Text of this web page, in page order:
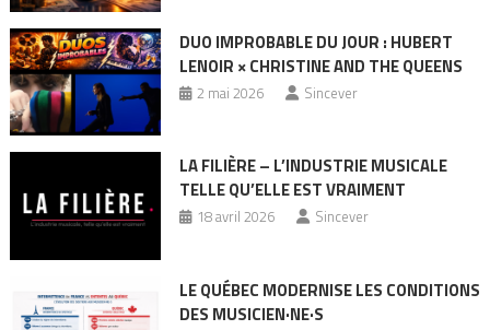
DUO IMPROBABLE DU JOUR : HUBERT
LENOIR × CHRISTINE AND THE QUEENS
2 mai 2026 Sincever
LA FILIÈRE – L’INDUSTRIE MUSICALE
TELLE QU’ELLE EST VRAIMENT
18 avril 2026 Sincever
LE QUÉBEC MODERNISE LES CONDITIONS
DES MUSICIEN·NE·S